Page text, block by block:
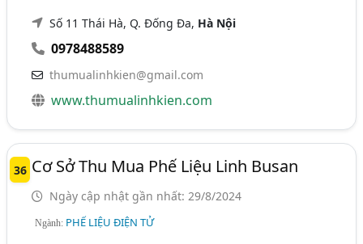
Số 11 Thái Hà, Q. Đống Đa, Hà Nội
0978488589
thumualinhkien@gmail.com
www.thumualinhkien.com
36 Cơ Sở Thu Mua Phế Liệu Linh Busan
Ngày cập nhật gần nhất: 29/8/2024
Ngành: PHẾ LIỆU ĐIỆN TỬ